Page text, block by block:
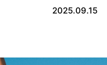
2025.09.15